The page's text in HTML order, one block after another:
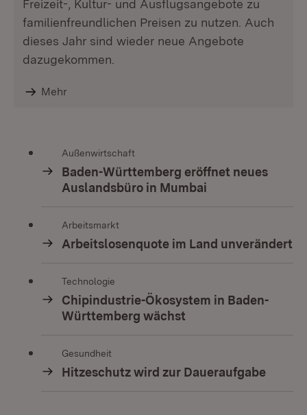
Freizeit-, Kultur- und Ausflugsangebote zu
familienfreundlichen Preisen zu nutzen. Auch
dieses Jahr sind wieder neue Angebote
dazugekommen.
Mehr
Außenwirtschaft
Baden-Württemberg eröffnet neues
Auslandsbüro in Mumbai
Arbeitsmarkt
Arbeitslosenquote im Land unverändert
Technologie
Chipindustrie-Ökosystem in Baden-
Württemberg wächst
Gesundheit
Hitzeschutz wird zur Daueraufgabe